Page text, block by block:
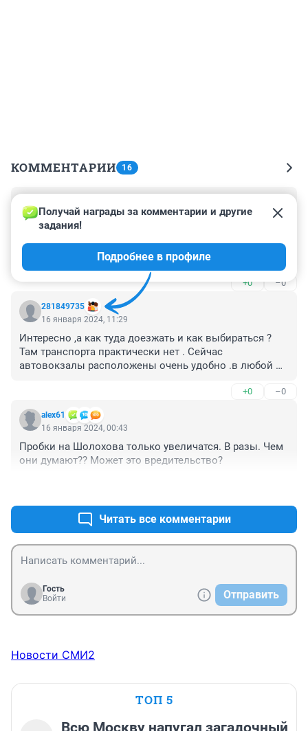
КОММЕНТАРИИ 16
17 января 2024, 09:32
"При этом старый автовокзал на Шолохова не
закрыт." Не закрыт или не будет закрыт? Это две
большие разницы.
+0 –0
281849735
Получай награды за комментарии и другие
задания!
Подробнее в профиле
16 января 2024, 11:29
Интересно ,а как туда доезжать и как выбираться ?
Там транспорта практически нет . Сейчас
автовокзалы расположены очень удобно .в любой
попробуй доехать ! Как Вы все надоели со своими
перестройками и пожарами !!!! Изуродовали весь
город !!!!
+0 –0
alex61
16 января 2024, 00:43
Пробки на Шолохова только увеличатся. В разы. Чем
они думают?? Может это вредительство?
Читать все комментарии
Гость
Войти
Отправить
Новости СМИ2
ТОП 5
Всю Москву напугал загадочный